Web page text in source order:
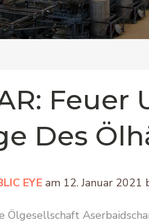
Feuer
Des
EYE am 12. Januar
Ölgesellschaft